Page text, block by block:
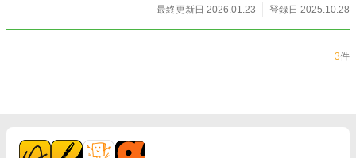
投稿しています。 ※表紙は、商用利用可能なAIイラストメー
最終更新日 2026.01.23
登録日 2025.10.28
3件